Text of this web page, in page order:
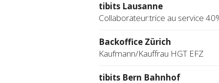
tibits Lausanne
Collaborateur:trice au service
Backoffice Zürich
Kaufmann/Kauffrau HGT EFZ
tibits Bern Bahnhof